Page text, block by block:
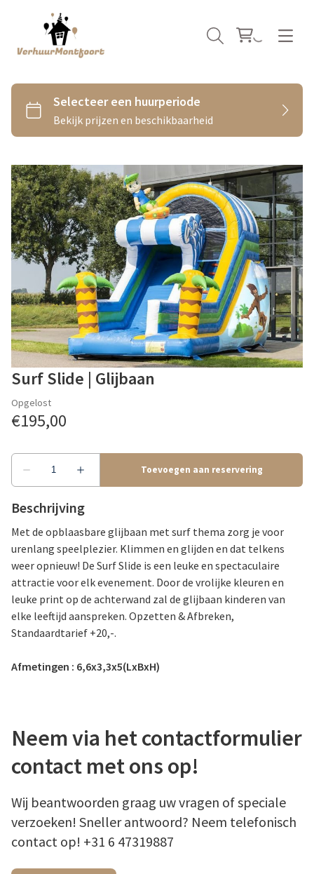
Surf Slide | Glijbaan
Beschrijving
Met de opblaasbare glijbaan met surf thema zorg je voor
urenlang speelplezier. Klimmen en glijden en dat telkens
weer opnieuw! De Surf Slide is een leuke en spectaculaire
attractie voor elk evenement. Door de vrolijke kleuren en
leuke print op de achterwand zal de glijbaan kinderen van
elke leeftijd aanspreken. Opzetten & Afbreken,
Standaardtarief +20,-.
Afmetingen : 6,6x3,3x5(LxBxH)
Neem via het contactformulier
contact met ons op!
Wij beantwoorden graag uw vragen of speciale
verzoeken! Sneller antwoord? Neem telefonisch
contact op! +31 6 47319887